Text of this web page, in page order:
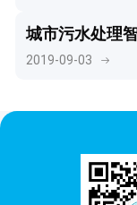
城市污水处理
2019-09-03